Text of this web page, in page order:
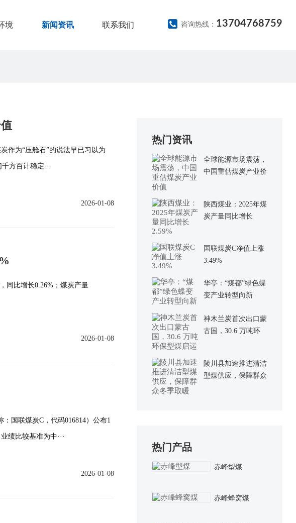
咨询热线： 13704768759
境 新闻资讯 联系我们
作为“压舱石”的说法早已习以为
方百计稳定···
2026-01-08
同比增长0.26%；煤炭产量
2026-01-08
国联煤炭C，代码016814）公布1
绩比较基准为中···
2026-01-08
热门资讯
全球能源市场震荡，
中国重估煤炭产业价
陕西煤业：2025年煤
炭产量同比增长
国联煤炭C净值上涨
3.49%
华亭：“煤都”绿色蝶
变产业转型向新
神木兰炭首次出口蒙
古国，30.6 万吨环
陵川县加速推进清洁
型煤供应，保障群众
热门产品
赤峰型煤
赤峰蜂窝煤